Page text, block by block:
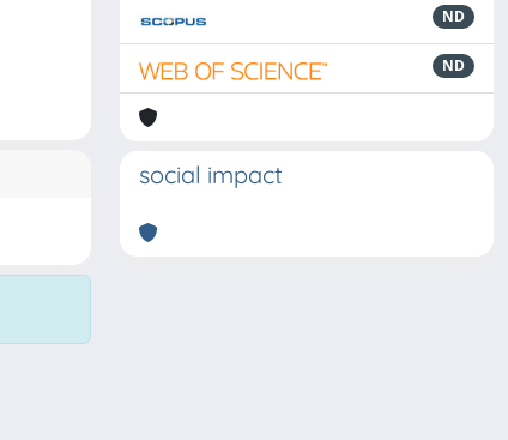
ND
ND
social impact